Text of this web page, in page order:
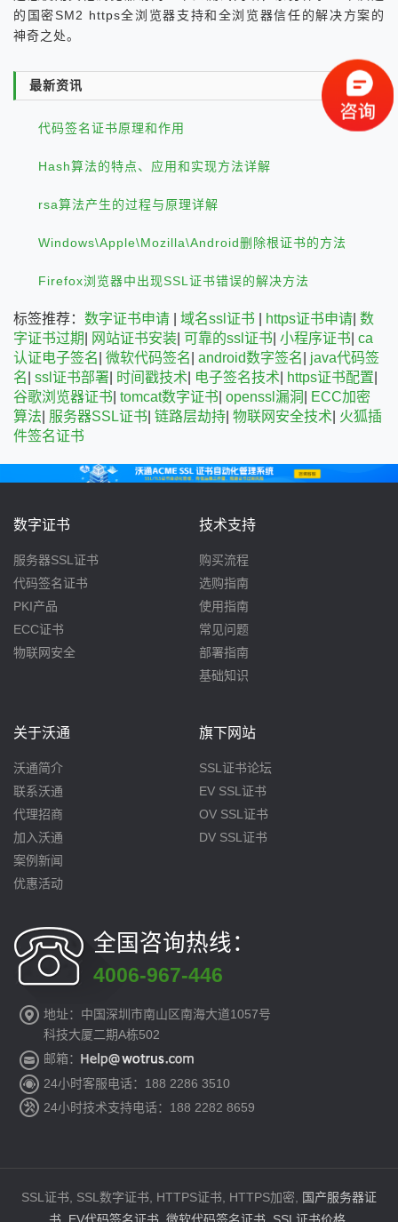
的国密SM2 https全浏览器支持和全浏览器信任的解决方案的
神奇之处。
最新资讯
代码签名证书原理和作用
Hash算法的特点、应用和实现方法详解
rsa算法产生的过程与原理详解
Windows\Apple\Mozilla\Android删除根证书的方法
Firefox浏览器中出现SSL证书错误的解决方法
标签推荐：数字证书申请 |域名ssl证书 https证书申请 |数
字证书过期
网站证书安装 可靠的ssl证书 |小程序证书 |ca
认证电子签名 |微软代码签名 |android数字签名
java代码签
名 |ssl证书部署 时间戳技术 电子签名技术 https证书配置
谷歌浏览器证书 |tomcat数字证书 |openssl漏洞
ECC加密
算法 服务器SSL证书 |链路层劫持 |物联网安全技术 火狐插
件签名证书
数字证书
服务器SSL证书
代码签名证书
PKI产品
ECC证书
物联网安全
技术支持
购买流程
选购指南
使用指南
常见问题
部署指南
基础知识
关于沃通
沃通简介
联系沃通
代理招商
加入沃通
案例新闻
优惠活动
旗下网站
SSL证书论坛
EV SSL证书
OV SSL证书
DV SSL证书
全国咨询热线：
4006-967-446
地址：中国深圳市南山区南海大道1057号
科技大厦二期A栋502
邮箱：
24小时客服电话：188 2286 3510
24小时技术支持电话：188 2282 8659
SSL证书, SSL数字证书, HTTPS证书, HTTPS加密,
国产服务器证